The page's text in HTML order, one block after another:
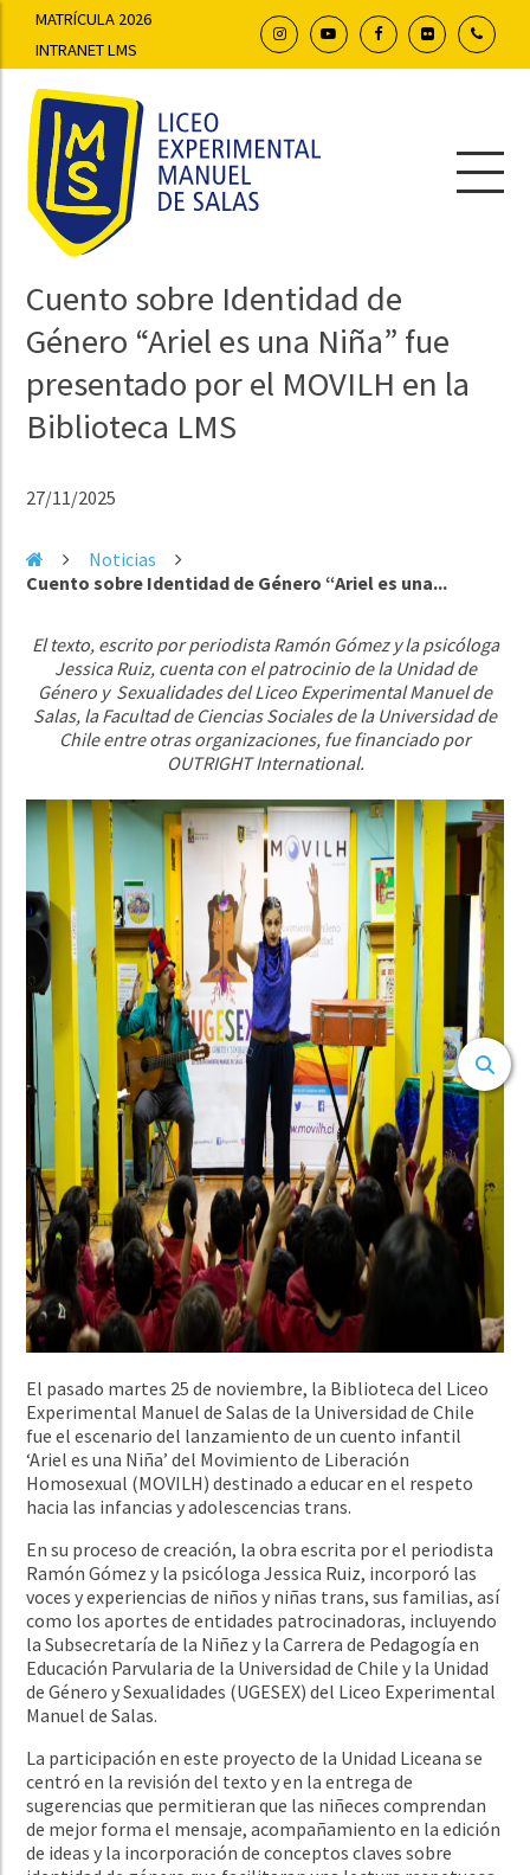
MATRÍCULA 2026
INTRANET LMS
Cuento sobre Identidad de
Género “Ariel es una Niña” fue
presentado por el MOVILH en la
Biblioteca LMS
27/11/2025
Noticias
Cuento sobre Identidad de Género “Ariel es una...
El texto, escrito por periodista Ramón Gómez y la psicóloga
Jessica Ruiz, cuenta con el patrocinio de la Unidad de
Género y Sexualidades del Liceo Experimental Manuel de
Salas, la Facultad de Ciencias Sociales de la Universidad de
Chile entre otras organizaciones, fue financiado por
OUTRIGHT International.
El pasado martes 25 de noviembre, la Biblioteca del Liceo
Experimental Manuel de Salas de la Universidad de Chile
fue el escenario del lanzamiento de un cuento infantil
‘Ariel es una Niña’ del Movimiento de Liberación
Homosexual (MOVILH) destinado a educar en el respeto
hacia las infancias y adolescencias trans.
En su proceso de creación, la obra escrita por el periodista
Ramón Gómez y la psicóloga Jessica Ruiz, incorporó las
voces y experiencias de niños y niñas trans, sus familias, así
como los aportes de entidades patrocinadoras, incluyendo
la Subsecretaría de la Niñez y la Carrera de Pedagogía en
Educación Parvularia de la Universidad de Chile y la Unidad
de Género y Sexualidades (UGESEX) del Liceo Experimental
Manuel de Salas.
La participación en este proyecto de la Unidad Liceana se
centró en la revisión del texto y en la entrega de
sugerencias que permitieran que las niñeces comprendan
de mejor forma el mensaje, acompañamiento en la edición
de ideas y la incorporación de conceptos claves sobre